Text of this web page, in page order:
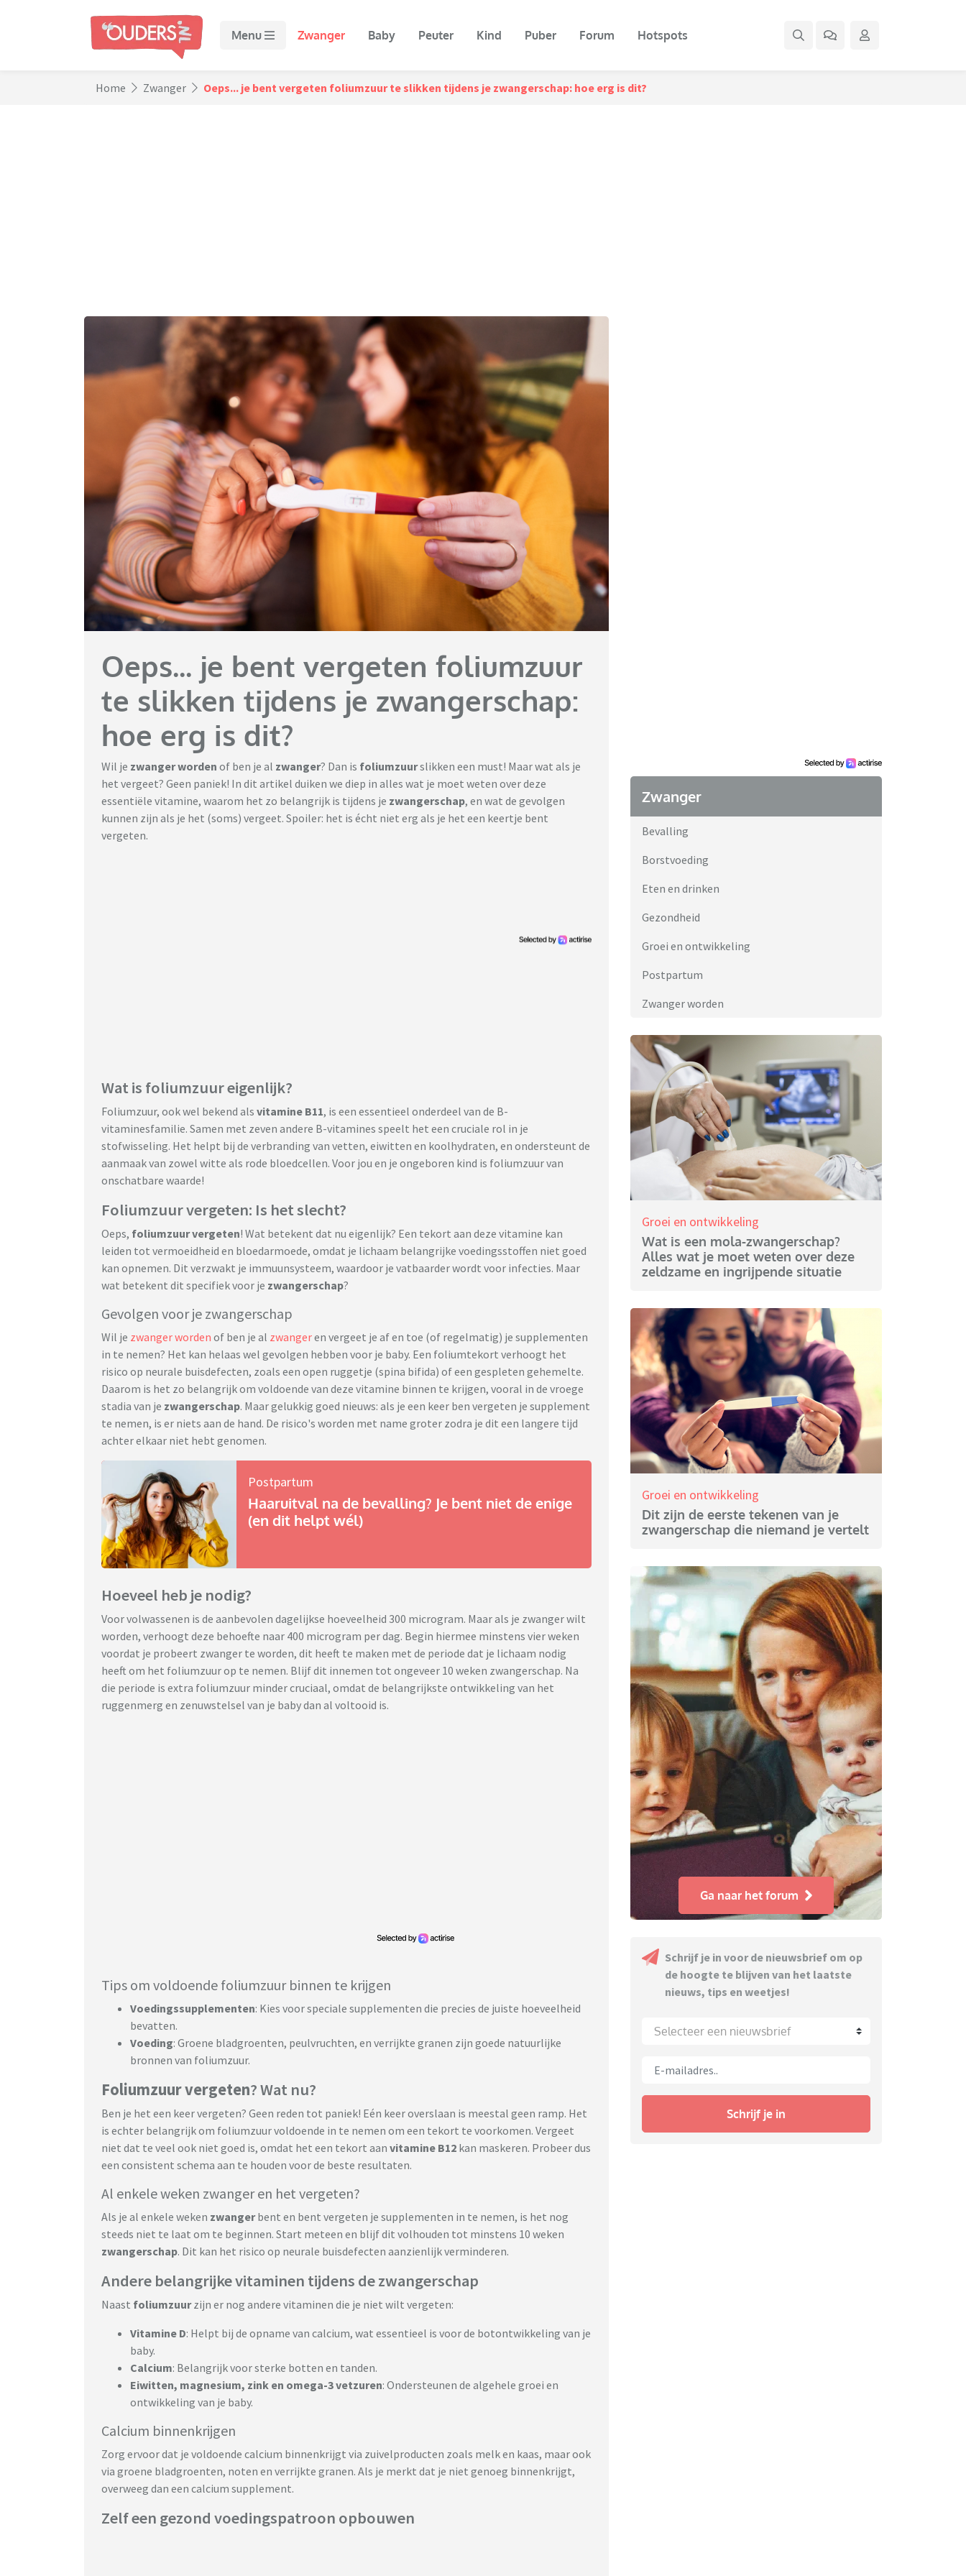
Menu Zwanger Baby Peuter Kind Puber Forum Hotspots
Home Zwanger Oeps... je bent vergeten foliumzuur te slikken tijdens je zwangerschap: hoe erg is dit?
Oeps... je bent vergeten foliumzuur
te slikken tijdens je zwangerschap:
hoe erg is dit?
Wil je zwanger worden of ben je al zwanger? Dan is foliumzuurslikken een must! Maar wat als je
het vergeet? Geen paniek! In dit artikel duiken we diep in alles wat je moet weten over deze
essentiële vitamine, waarom het zo belangrijk is tijdens je zwangerschap, en wat de gevolgen
kunnen zijn als je het (soms) vergeet. Spoiler: het is écht niet erg als je het een keertje bent
vergeten.
Wat is foliumzuur eigenlijk?
Foliumzuur, ook wel bekend als vitamine B11, is een essentieel onderdeel van de B-
vitaminesfamilie. Samen met zeven andere B-vitamines speelt het een cruciale rol in je
stofwisseling. Het helpt bij de verbranding van vetten, eiwitten en koolhydraten, en ondersteunt de
aanmaak van zowel witte als rode bloedcellen. Voor jou en je ongeboren kind is foliumzuur van
onschatbare waarde!
Foliumzuur vergeten: Is het slecht?
Oeps, foliumzuur vergeten! Wat betekent dat nu eigenlijk? Een tekort aan deze vitamine kan
leiden tot vermoeidheid en bloedarmoede, omdat je lichaam belangrijke voedingsstoffen niet goed
kan opnemen. Dit verzwakt je immuunsysteem, waardoor je vatbaarder wordt voor infecties. Maar
wat betekent dit specifiek voor je zwangerschap?
Gevolgen voor je zwangerschap
Wil je zwanger worden of ben je al zwangeren vergeet je af en toe (of regelmatig) je supplementen
in te nemen? Het kan helaas wel gevolgen hebben voor je baby. Een foliumtekort verhoogt het
risico op neurale buisdefecten, zoals een open ruggetje (spina bifida) of een gespleten gehemelte.
Daarom is het zo belangrijk om voldoende van deze vitamine binnen te krijgen, vooral in de vroege
stadia van je zwangerschap. Maar gelukkig goed nieuws: als je een keer ben vergeten je supplement
te nemen, is er niets aan de hand. De risico's worden met name groter zodra je dit een langere tijd
achter elkaar niet hebt genomen.
Postpartum
Haaruitval na de bevalling? Je bent niet de enige
(en dit helpt wél)
Hoeveel heb je nodig?
Voor volwassenen is de aanbevolen dagelijkse hoeveelheid 300 microgram. Maar als je zwanger wilt
worden, verhoogt deze behoefte naar 400 microgram per dag. Begin hiermee minstens vier weken
voordat je probeert zwanger te worden, dit heeft te maken met de periode dat je lichaam nodig
heeft om het foliumzuur op te nemen. Blijf dit innemen tot ongeveer 10 weken zwangerschap. Na
die periode is extra foliumzuur minder cruciaal, omdat de belangrijkste ontwikkeling van het
ruggenmerg en zenuwstelsel van je baby dan al voltooid is.
Tips om voldoende foliumzuur binnen te krijgen
Voedingssupplementen: Kies voor speciale supplementen die precies de juiste hoeveelheid
bevatten.
Voeding: Groene bladgroenten, peulvruchten, en verrijkte granen zijn goede natuurlijke
bronnen van foliumzuur.
Foliumzuur vergeten? Wat nu?
Ben je het een keer vergeten? Geen reden tot paniek! Eén keer overslaan is meestal geen ramp. Het
is echter belangrijk om foliumzuur voldoende in te nemen om een tekort te voorkomen. Vergeet
niet dat te veel ook niet goed is, omdat het een tekort aan vitamine B12 kan maskeren. Probeer dus
een consistent schema aan te houden voor de beste resultaten.
Al enkele weken zwanger en het vergeten?
Als je al enkele weken zwangerbent en bent vergeten je supplementen in te nemen, is het nog
steeds niet te laat om te beginnen. Start meteen en blijf dit volhouden tot minstens 10 weken
zwangerschap. Dit kan het risico op neurale buisdefecten aanzienlijk verminderen.
Andere belangrijke vitaminen tijdens de zwangerschap
Naast foliumzuurzijn er nog andere vitaminen die je niet wilt vergeten:
Vitamine D: Helpt bij de opname van calcium, wat essentieel is voor de botontwikkeling van je
baby.
Calcium: Belangrijk voor sterke botten en tanden.
Eiwitten, magnesium, zink en omega-3 vetzuren: Ondersteunen de algehele groei en
ontwikkeling van je baby.
Calcium binnenkrijgen
Zorg ervoor dat je voldoende calcium binnenkrijgt via zuivelproducten zoals melk en kaas, maar ook
via groene bladgroenten, noten en verrijkte granen. Als je merkt dat je niet genoeg binnenkrijgt,
overweeg dan een calcium supplement.
Zelf een gezond voedingspatroon opbouwen
Zwanger
Bevalling
Borstvoeding
Eten en drinken
Gezondheid
Groei en ontwikkeling
Postpartum
Zwanger worden
Groei en ontwikkeling
Wat is een mola-zwangerschap?
Alles wat je moet weten over deze
zeldzame en ingrijpende situatie
Groei en ontwikkeling
Dit zijn de eerste tekenen van je
zwangerschap die niemand je vertelt
Ga naar het forum
Schrijf je in voor de nieuwsbrief om op
de hoogte te blijven van het laatste
nieuws, tips en weetjes!
Selecteer een nieuwsbrief
Schrijf je in